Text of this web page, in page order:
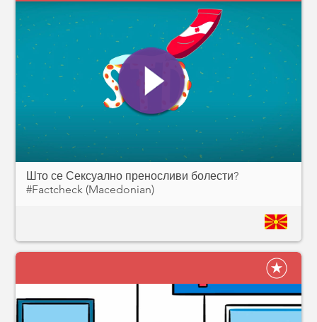
Што се Сексуално преносливи болести?
#Factcheck (Macedonian)